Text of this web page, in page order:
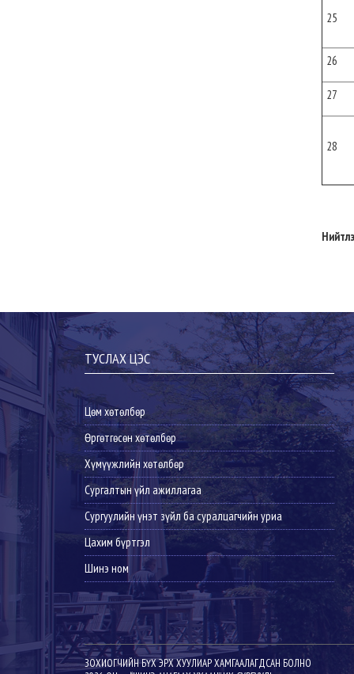
25
26
27
28
ТУСЛАХ ЦЭС
Цөм хөтөлбөр
Өргөтгөсөн хөтөлбөр
Хүмүүжлийн хөтөлбөр
Сургалтын үйл ажиллагаа
Сургуулийн үнэт зүйл ба суралцагчийн уриа
Цахим бүртгэл
Шинэ ном
ЗОХИОГЧИЙН БҮХ ЭРХ ХУУЛИАР ХАМГААЛАГДСАН БОЛНО